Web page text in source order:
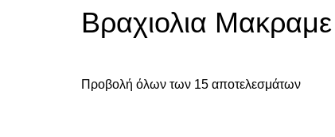
Βραχιολια Μακραμε
Προβολή όλων των 15 αποτελεσμάτων